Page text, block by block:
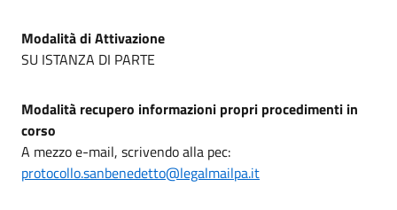
Modalità di Attivazione
SU ISTANZA DI PARTE
Modalità recupero informazioni propri procedimenti in
corso
A mezzo e-mail, scrivendo alla pec:
protocollo.sanbenedetto@legalmailpa.it